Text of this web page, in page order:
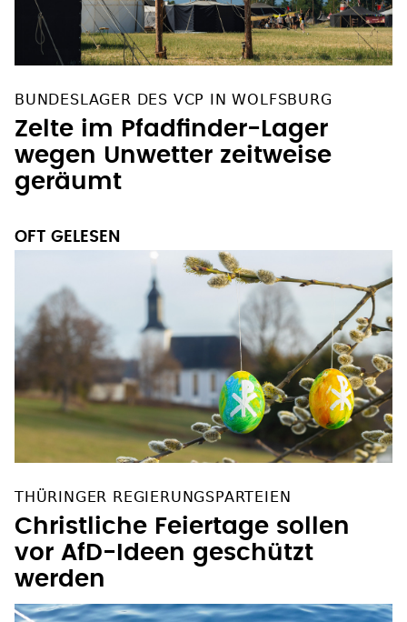
BUNDESLAGER DES VCP IN WOLFSBURG
Zelte im Pfadfinder-Lager
wegen Unwetter zeitweise
geräumt
OFT GELESEN
THÜRINGER REGIERUNGSPARTEIEN
Christliche Feiertage sollen
vor AfD-Ideen geschützt